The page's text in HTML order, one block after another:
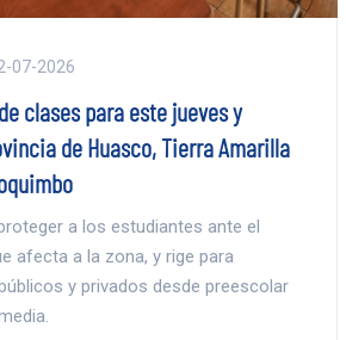
07-2026
clases para este jueves y
de Huasco, Tierra Amarilla
a los estudiantes ante el
afecta a la zona, y rige para
y privados desde preescolar